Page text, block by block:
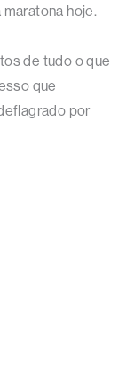
hoje.
de tudo o que
que
por